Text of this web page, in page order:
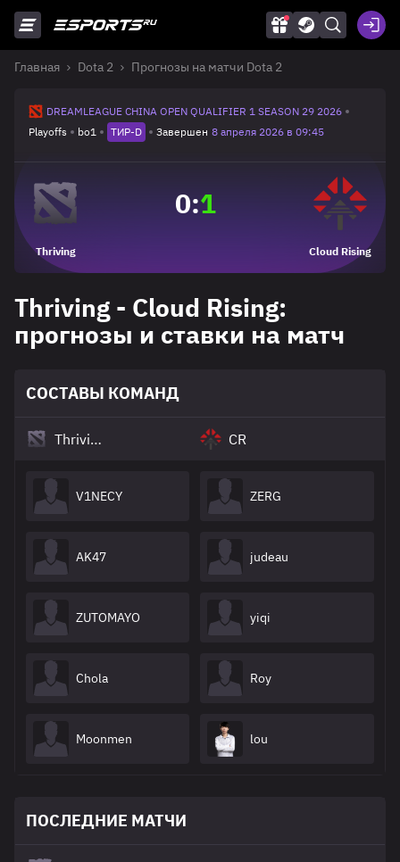
Главная Dota 2 Прогнозы на матчи Dota 2
DREAMLEAGUE CHINA OPEN QUALIFIER 1 SEASON 29 2026
Playoffs
bo1 ТИР-D Завершен 8 апреля 2026 в 09:45
Thriving
0:1
Cloud Rising
Thriving - Cloud Rising:
прогнозы и ставки на матч
СОСТАВЫ КОМАНД
Thriving
V1NECY
AK47
ZUTOMAYO
Chola
Moonmen
CR
ZERG
judeau
yiqi
Roy
lou
ПОСЛЕДНИЕ МАТЧИ